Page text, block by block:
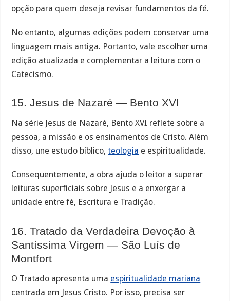
opção para quem deseja revisar fundamentos da fé.
No entanto, algumas edições podem conservar uma
linguagem mais antiga. Portanto, vale escolher uma
edição atualizada e complementar a leitura com o
Catecismo.
15. Jesus de Nazaré — Bento XVI
Na série Jesus de Nazaré, Bento XVI reflete sobre a
pessoa, a missão e os ensinamentos de Cristo. Além
disso, une estudo bíblico,teologia e espiritualidade.
Consequentemente, a obra ajuda o leitor a superar
leituras superficiais sobre Jesus e a enxergar a
unidade entre fé, Escritura e Tradição.
16. Tratado da Verdadeira Devoção à
Santíssima Virgem — São Luís de
Montfort
O Tratado apresenta uma espiritualidade mariana
centrada em Jesus Cristo. Por isso, precisa ser